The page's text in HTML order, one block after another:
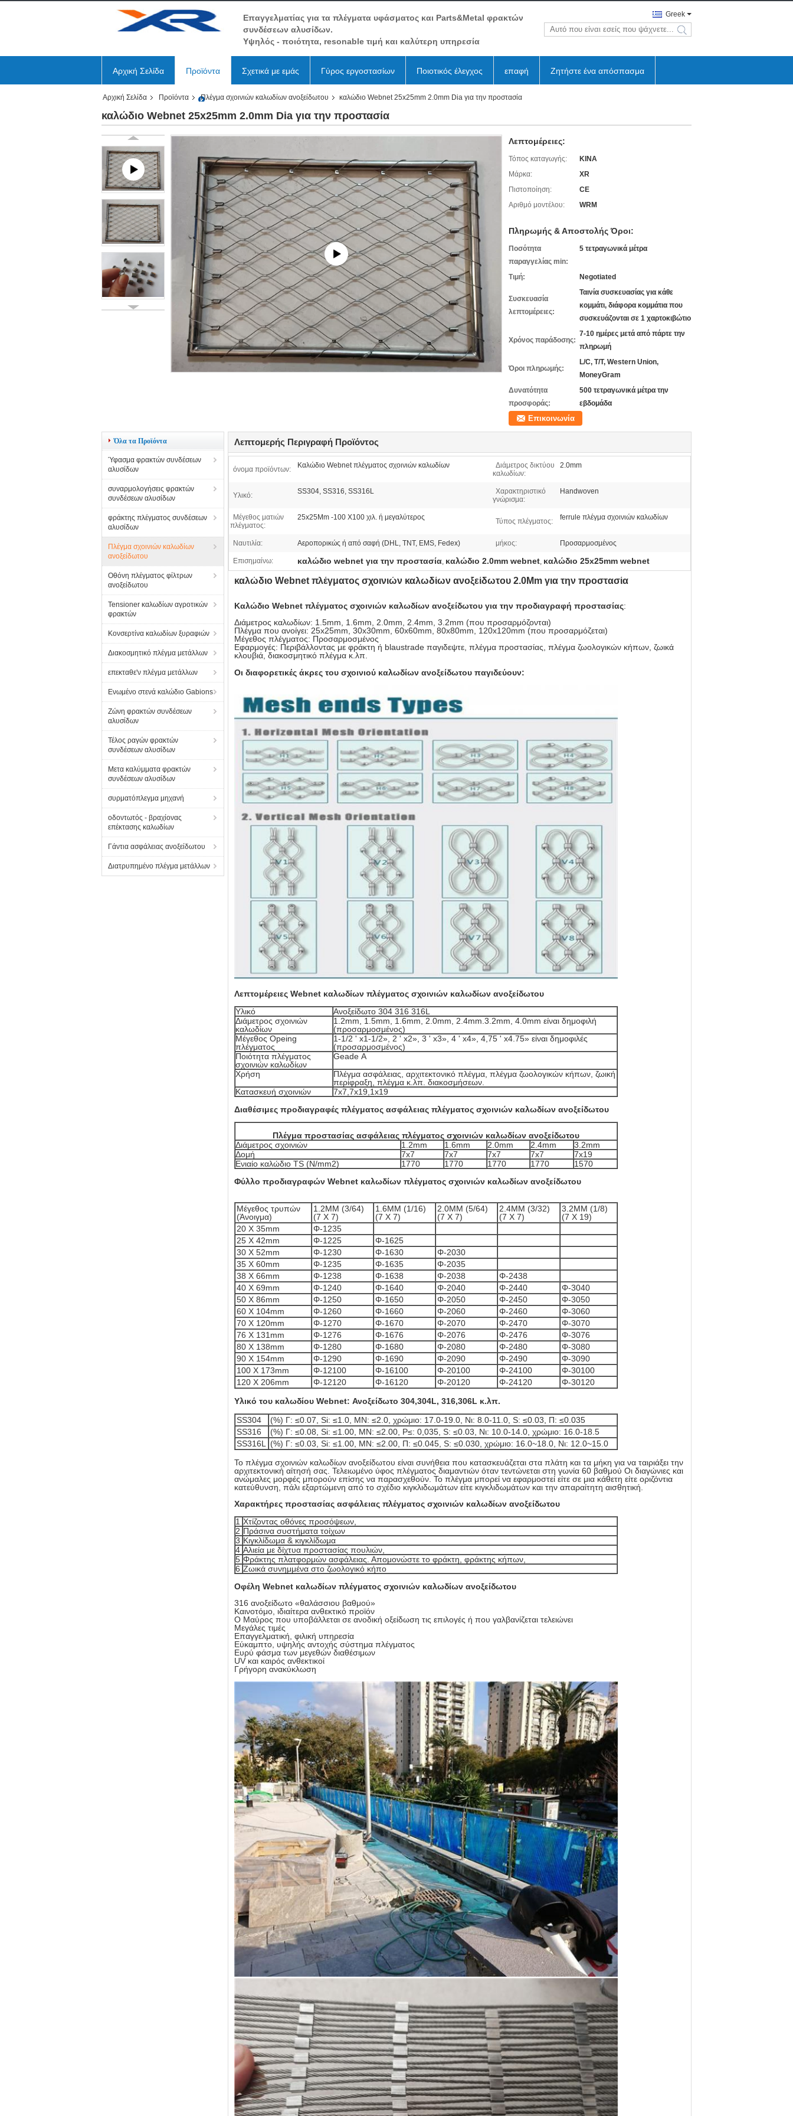
Επαγγελματίας για τα πλέγματα υφάσματος και Parts&Metal φρακτών
συνδέσεων αλυσίδων.
Υψηλός - ποιότητα, resonable τιμή και καλύτερη υπηρεσία
Greek
search
Αρχική Σελίδα Προϊόντα Σχετικά με εμάς Γύρος εργοστασίων Ποιοτικός έλεγχος επαφή Ζητήστε ένα απόσπασμα
Αρχική Σελίδα Προϊόντα Πλέγμα σχοινιών καλωδίων ανοξείδωτου καλώδιο Webnet 25x25mm 2.0mm Dia για την προστασία
καλώδιο Webnet 25x25mm 2.0mm Dia για την προστασία
Λεπτομέρειες:
Τόπος καταγωγής:
ΚΙΝΑ
Μάρκα:
XR
Πιστοποίηση:
CE
Αριθμό μοντέλου:
WRM
Πληρωμής & Αποστολής Όροι:
Ποσότητα
παραγγελίας min:
5 τετραγωνικά μέτρα
Τιμή: Negotiated
Συσκευασία
λεπτομέρειες:
Ταινία συσκευασίας για κάθε
κομμάτι, διάφορα κομμάτια που
συσκευάζονται σε 1 χαρτοκιβώτιο
Χρόνος παράδοσης:
7-10 ημέρες μετά από πάρτε την
πληρωμή
Όροι πληρωμής:
L/C, T/T, Western Union,
MoneyGram
Δυνατότητα
προσφοράς:
500 τετραγωνικά μέτρα την
εβδομάδα
Επικοινωνία
Όλα τα Προϊόντα
Ύφασμα φρακτών συνδέσεων
αλυσίδων
συναρμολογήσεις φρακτών
συνδέσεων αλυσίδων
φράκτης πλέγματος συνδέσεων
αλυσίδων
Πλέγμα σχοινιών καλωδίων
ανοξείδωτου
Οθόνη πλέγματος φίλτρων
ανοξείδωτου
Tensioner καλωδίων αγροτικών
φρακτών
Κονσερτίνα καλωδίων ξυραφιών
Διακοσμητικό πλέγμα μετάλλων
επεκταθε'ν πλέγμα μετάλλων
Ενωμένο στενά καλώδιο Gabions
Ζώνη φρακτών συνδέσεων
αλυσίδων
Τέλος ραγών φρακτών
συνδέσεων αλυσίδων
Μετα καλύμματα φρακτών
συνδέσεων αλυσίδων
συρματόπλεγμα μηχανή
οδοντωτός - βραχίονας
επέκτασης καλωδίων
Γάντια ασφάλειας ανοξείδωτου
Διατρυπημένο πλέγμα μετάλλων
Λεπτομερής Περιγραφή Προϊόντος
όνομα προϊόντων: Καλώδιο Webnet πλέγματος σχοινιών καλωδίων
Διάμετρος δικτύου
καλωδίων:
2.0mm
Υλικό: SS304, SS316, SS316L
Χαρακτηριστικό
γνώρισμα:
Handwoven
Μέγεθος ματιών
πλέγματος:
25x25Mm -100 X100 χιλ. ή μεγαλύτερος Τύπος πλέγματος: ferrule πλέγμα σχοινιών καλωδίων
Ναυτιλία: Αεροπορικώς ή από σαφή (DHL, TNT, EMS, Fedex) μήκος: Προσαρμοσμένος
Επισημαίνω: καλώδιο webnet για την προστασία, καλώδιο 2.0mm webnet, καλώδιο 25x25mm webnet
καλώδιο Webnet πλέγματος σχοινιών καλωδίων ανοξείδωτου 2.0Mm για την προστασία
Καλώδιο Webnet πλέγματος σχοινιών καλωδίων ανοξείδωτου για την προδιαγραφή προστασίας:
Διάμετρος καλωδίων: 1.5mm, 1.6mm, 2.0mm, 2.4mm, 3.2mm (που προσαρμόζονται)
Πλέγμα που ανοίγει: 25x25mm, 30x30mm, 60x60mm, 80x80mm, 120x120mm (που προσαρμόζεται)
Μέγεθος πλέγματος: Προσαρμοσμένος
Εφαρμογές: Περιβάλλοντας με φράκτη ή blaustrade παγιδεψτε, πλέγμα προστασίας, πλέγμα ζωολογικών κήπων, ζωικά
κλουβιά, διακοσμητικό πλέγμα κ.λπ.
Οι διαφορετικές άκρες του σχοινιού καλωδίων ανοξείδωτου παγιδεύουν:
Λεπτομέρειες Webnet καλωδίων πλέγματος σχοινιών καλωδίων ανοξείδωτου
Υλικό
Ανοξείδωτο 304 316 316L
Διάμετρος σχοινιών
καλωδίων
1.2mm, 1.5mm, 1.6mm, 2.0mm, 2.4mm.3.2mm, 4.0mm είναι δημοφιλή
(προσαρμοσμένος)
Μέγεθος Opeing
πλέγματος
1-1/2 ' x1-1/2», 2 ' x2», 3 ' x3», 4 ' x4», 4,75 ' x4.75» είναι δημοφιλές
(προσαρμοσμένος)
Ποιότητα πλέγματος
σχοινιών καλωδίων
Geade Α
Χρήση
Πλέγμα ασφάλειας, αρχιτεκτονικό πλέγμα, πλέγμα ζωολογικών κήπων, ζωική
περίφραξη, πλέγμα κ.λπ. διακοσμήσεων.
Κατασκευή σχοινιών
7x7,7x19,1x19
Διαθέσιμες προδιαγραφές πλέγματος ασφάλειας πλέγματος σχοινιών καλωδίων ανοξείδωτου
Πλέγμα προστασίας ασφάλειας πλέγματος σχοινιών καλωδίων ανοξείδωτου
Διάμετρος σχοινιών
1.2mm 1.6mm 2.0mm 2.4mm
3.2mm
Δομή
7x7 7x7 7x7 7x7
7x19
Ενιαίο καλώδιο TS (N/mm2)
1770 1770 1770 1770
1570
Φύλλο προδιαγραφών Webnet καλωδίων πλέγματος σχοινιών καλωδίων ανοξείδωτου
Μέγεθος τρυπών
(Άνοιγμα)
1.2MM (3/64)
(7 X 7)
1.6MM (1/16)
(7 X 7)
2.0MM (5/64)
(7 X 7)
2.4MM (3/32)
(7 X 7)
3.2MM (1/8)
(7 X 19)
20 X 35mm
Φ-1235
25 X 42mm
Φ-1225
Φ-1625
30 X 52mm
Φ-1230 Φ-1630
Φ-2030
35 X 60mm
Φ-1235 Φ-1635
Φ-2035
38 X 66mm
Φ-1238 Φ-1638 Φ-2038
Φ-2438
40 X 69mm
Φ-1240 Φ-1640 Φ-2040 Φ-2440
Φ-3040
50 X 86mm
Φ-1250 Φ-1650 Φ-2050 Φ-2450
Φ-3050
60 X 104mm
Φ-1260 Φ-1660 Φ-2060 Φ-2460
Φ-3060
70 X 120mm
Φ-1270 Φ-1670 Φ-2070 Φ-2470
Φ-3070
76 X 131mm
Φ-1276 Φ-1676 Φ-2076 Φ-2476
Φ-3076
80 X 138mm
Φ-1280 Φ-1680 Φ-2080 Φ-2480
Φ-3080
90 X 154mm
Φ-1290 Φ-1690 Φ-2090 Φ-2490
Φ-3090
100 X 173mm
Φ-12100 Φ-16100 Φ-20100 Φ-24100
Φ-30100
120 X 206mm
Φ-12120 Φ-16120 Φ-20120 Φ-24120
Φ-30120
Υλικό του καλωδίου Webnet: Ανοξείδωτο 304,304L, 316,306L κ.λπ.
SS304
(%) Γ: ≤0.07, Si: ≤1.0, ΜΝ: ≤2.0, χρώμιο: 17.0-19.0, Νι: 8.0-11.0, S: ≤0.03, Π: ≤0.035
SS316
(%) Γ: ≤0.08, Si: ≤1.00, ΜΝ: ≤2.00, P≤: 0,035, S: ≤0.03, Νι: 10.0-14.0, χρώμιο: 16.0-18.5
SS316L
(%) Γ: ≤0.03, Si: ≤1.00, ΜΝ: ≤2.00, Π: ≤0.045, S: ≤0.030, χρώμιο: 16.0~18.0, Νι: 12.0~15.0
Το πλέγμα σχοινιών καλωδίων ανοξείδωτου είναι συνήθεια που κατασκευάζεται στα πλάτη και τα μήκη για να ταιριάξει την
αρχιτεκτονική αίτησή σας. Τελειωμένο ύφος πλέγματος διαμαντιών όταν τεντώνεται στη γωνία 60 βαθμού Οι διαγώνιες και
ανώμαλες μορφές μπορούν επίσης να παρασχεθούν. Το πλέγμα μπορεί να εφαρμοστεί είτε σε μια κάθετη είτε οριζόντια
κατεύθυνση, πάλι εξαρτώμενη από το σχέδιο κιγκλιδωμάτων είτε κιγκλιδωμάτων και την απαραίτητη αισθητική.
Χαρακτήρες προστασίας ασφάλειας πλέγματος σχοινιών καλωδίων ανοξείδωτου
1 Χτίζοντας οθόνες προσόψεων,
2 Πράσινα συστήματα τοίχων
3 Κιγκλίδωμα & κιγκλίδωμα
4 Αλιεία με δίχτυα προστασίας πουλιών,
5 Φράκτης πλατφορμών ασφάλειας. Απομονώστε το φράκτη, φράκτης κήπων,
6 Ζωικά συνημμένα στο ζωολογικό κήπο
Οφέλη Webnet καλωδίων πλέγματος σχοινιών καλωδίων ανοξείδωτου
316 ανοξείδωτο «θαλάσσιου βαθμού»
Καινοτόμο, ιδιαίτερα ανθεκτικό προϊόν
Ο Μαύρος που υποβάλλεται σε ανοδική οξείδωση τις επιλογές ή που γαλβανίζεται τελειώνει
Μεγάλες τιμές
Επαγγελματική, φιλική υπηρεσία
Εύκαμπτο, υψηλής αντοχής σύστημα πλέγματος
Ευρύ φάσμα των μεγεθών διαθέσιμων
UV και καιρός ανθεκτικοί
Γρήγορη ανακύκλωση